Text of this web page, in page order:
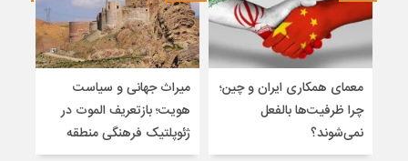
معمای همکاری ایران و چین؛
چرا ظرفیت‌ها بالفعل
نمی‌شوند؟
میراث جهانی و سیاست
هویت؛ بازتعریف الموت در
ژئوپلتیک فرهنگی منطقه